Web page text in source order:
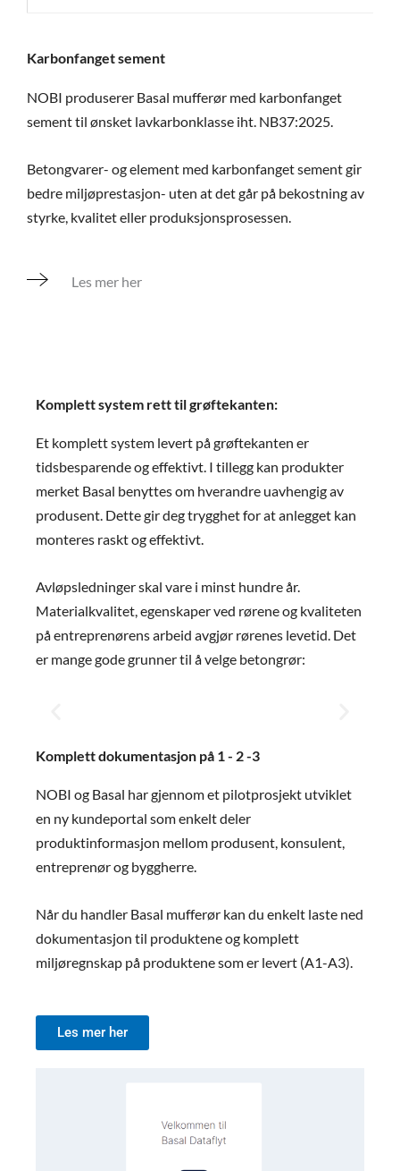
Karbonfanget sement
NOBI produserer Basal mufferør med karbonfanget
sement til ønsket lavkarbonklasse iht. NB37:2025.
Betongvarer- og element med karbonfanget sement gir
bedre miljøprestasjon- uten at det går på bekostning av
styrke, kvalitet eller produksjonsprosessen.
Les mer her
Komplett system rett til grøftekanten:
Et komplett system levert på grøftekanten er
tidsbesparende og effektivt. I tillegg kan produkter
merket Basal benyttes om hverandre uavhengig av
produsent. Dette gir deg trygghet for at anlegget kan
monteres raskt og effektivt.
Avløpsledninger skal vare i minst hundre år.
Materialkvalitet, egenskaper ved rørene og kvaliteten
på entreprenørens arbeid avgjør rørenes levetid. Det
er mange gode grunner til å velge betongrør:
Betongrør tåler store laster
Betongrør er selvbærende konstruksjoner som er
behov for fine og dyre omfyllingsmasser, de kan
legges med grove, gjerne stedlige og billige
anleggstrafikk eller store leggedyp er betong ett klart
Komplett dokumentasjon på 1 - 2 -3
NOBI og Basal har gjennom et pilotprosjekt utviklet
en ny kundeportal som enkelt deler
produktinformasjon mellom produsent, konsulent,
entreprenør og byggherre.
Når du handler Basal mufferør kan du enkelt laste ned
dokumentasjon til produktene og komplett
miljøregnskap på produktene som er levert (A1-A3).
Les mer her